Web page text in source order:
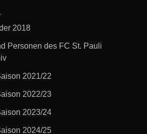
2018
Personen des FC St. Pauli
2021/22
2022/23
2023/24
2024/25